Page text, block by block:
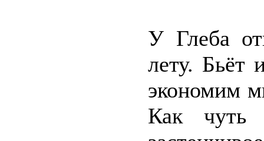
У Глеба
лету. Бьёт
экономим
Как чуть